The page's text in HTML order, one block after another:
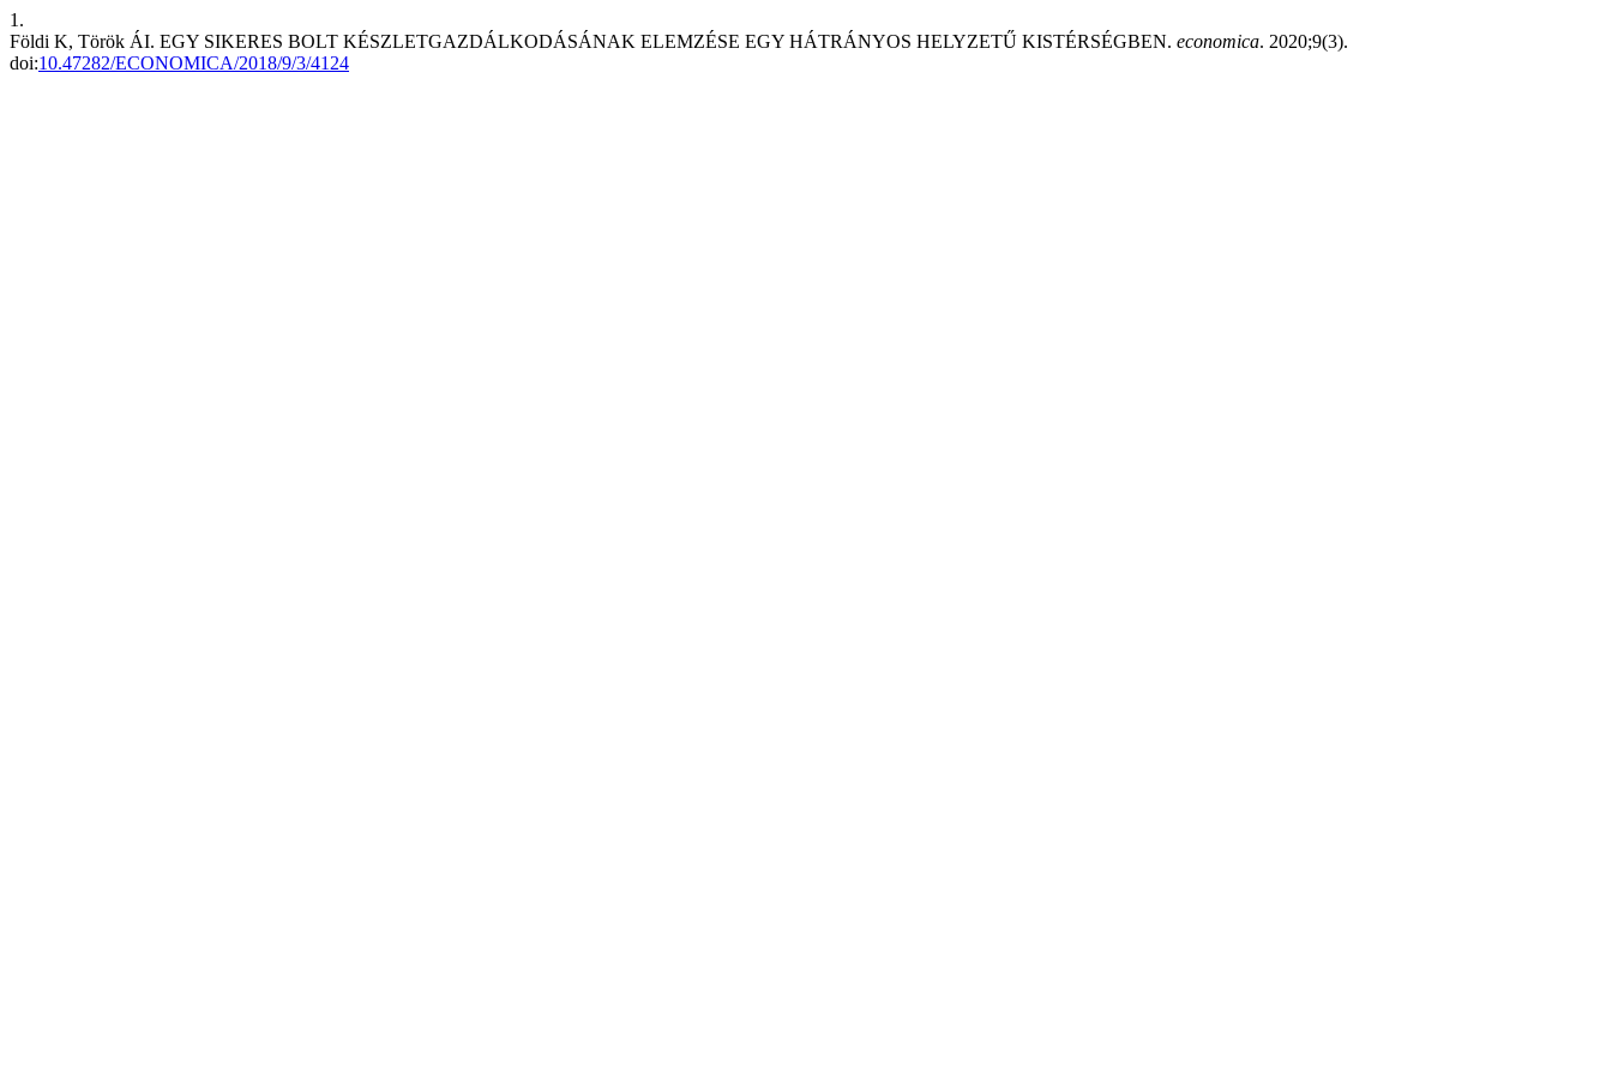
1.
Földi K, Török ÁI. EGY SIKERES BOLT KÉSZLETGAZDÁLKODÁSÁNAK ELEMZÉSE EGY HÁTRÁNYOS HELYZETŰ KISTÉRSÉGBEN. economica. 2020;9(3).
doi:10.47282/ECONOMICA/2018/9/3/4124